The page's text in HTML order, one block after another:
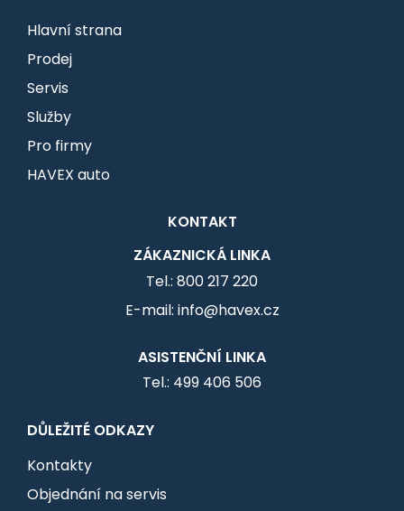
Hlavní strana
Prodej
Servis
Služby
Pro firmy
HAVEX auto
KONTAKT
ZÁKAZNICKÁ LINKA
Tel.: 800 217 220
E-mail: info@havex.cz
ASISTENČNÍ LINKA
Tel.: 499 406 506
DŮLEŽITÉ ODKAZY
Kontakty
Objednání na servis